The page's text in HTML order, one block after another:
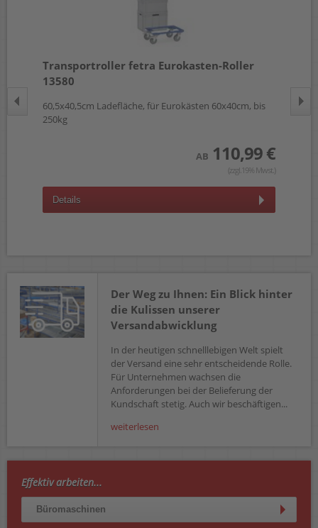
Transportroller fetra Eurokasten-Roller
13580
60,5x40,5cm Ladefläche, für Eurokästen 60x40cm, bis
250kg
AB 110,99 €
(zzgl.19% Mwst.)
Details
Der Weg zu Ihnen: Ein Blick hinter
die Kulissen unserer
Versandabwicklung
In der heutigen schnelllebigen Welt spielt
der Versand eine sehr entscheidende Rolle.
Für Unternehmen wachsen die
Anforderungen bei der Belieferung der
Kundschaft stetig. Auch wir beschäftigen...
weiterlesen
Effektiv arbeiten...
Büromaschinen